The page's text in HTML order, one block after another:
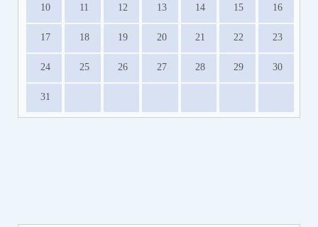
10 11 12 13 14 15 16
17 18 19 20 21 22 23
24 25 26 27 28 29 30
31